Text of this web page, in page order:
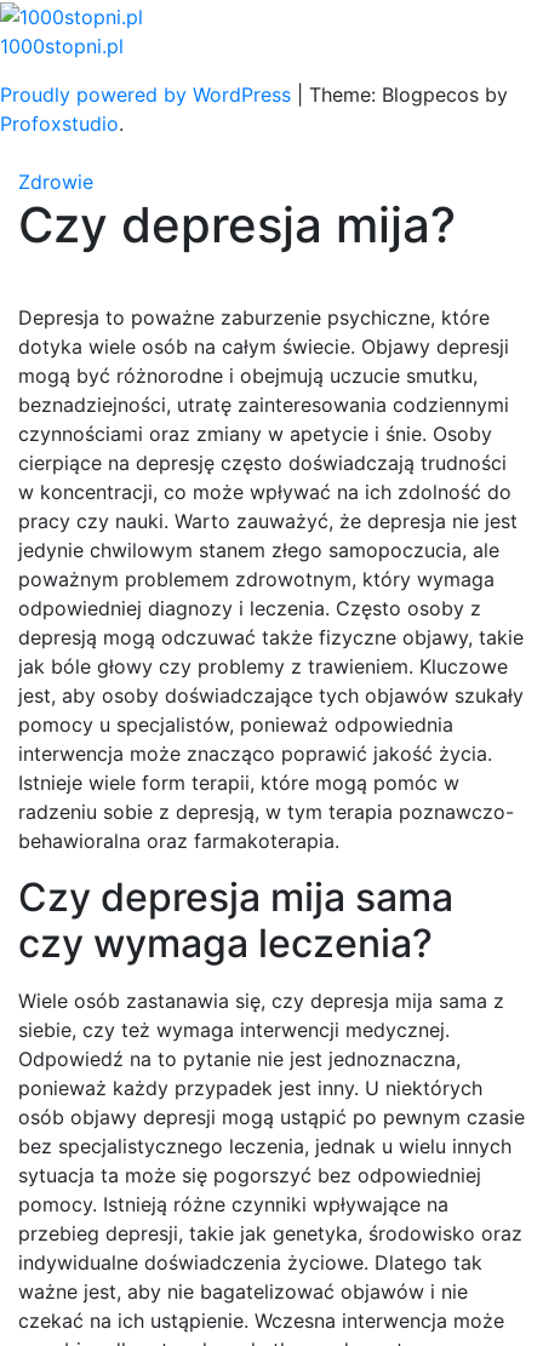
Skip
to
1000stopni.pl
Proudly powered by WordPress
Theme: Blogpecos by
Profoxstudio.
Zdrowie
Czy depresja mija?
Depresja to poważne zaburzenie psychiczne, które
dotyka wiele osób na całym świecie. Objawy depresji
mogą być różnorodne i obejmują uczucie smutku,
beznadziejności, utratę zainteresowania codziennymi
czynnościami oraz zmiany w apetycie i śnie. Osoby
cierpiące na depresję często doświadczają trudności
w koncentracji, co może wpływać na ich zdolność do
pracy czy nauki. Warto zauważyć, że depresja nie jest
jedynie chwilowym stanem złego samopoczucia, ale
poważnym problemem zdrowotnym, który wymaga
odpowiedniej diagnozy i leczenia. Często osoby z
depresją mogą odczuwać także fizyczne objawy, takie
jak bóle głowy czy problemy z trawieniem. Kluczowe
jest, aby osoby doświadczające tych objawów szukały
pomocy u specjalistów, ponieważ odpowiednia
interwencja może znacząco poprawić jakość życia.
Istnieje wiele form terapii, które mogą pomóc w
radzeniu sobie z depresją, w tym terapia poznawczo-
behawioralna oraz farmakoterapia.
Czy depresja mija sama
czy wymaga leczenia?
Wiele osób zastanawia się, czy depresja mija sama z
siebie, czy też wymaga interwencji medycznej.
Odpowiedź na to pytanie nie jest jednoznaczna,
ponieważ każdy przypadek jest inny. U niektórych
osób objawy depresji mogą ustąpić po pewnym czasie
bez specjalistycznego leczenia, jednak u wielu innych
sytuacja ta może się pogorszyć bez odpowiedniej
pomocy. Istnieją różne czynniki wpływające na
przebieg depresji, takie jak genetyka, środowisko oraz
indywidualne doświadczenia życiowe. Dlatego tak
ważne jest, aby nie bagatelizować objawów i nie
czekać na ich ustąpienie. Wczesna interwencja może